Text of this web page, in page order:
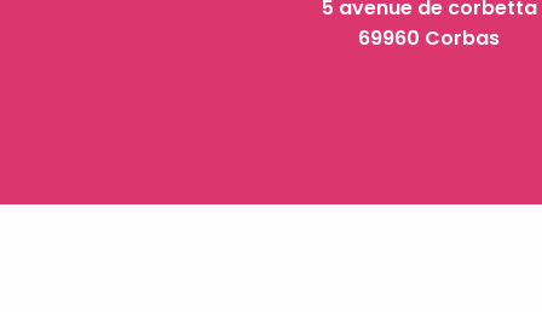
5 avenue de corbetta
69960 Corbas